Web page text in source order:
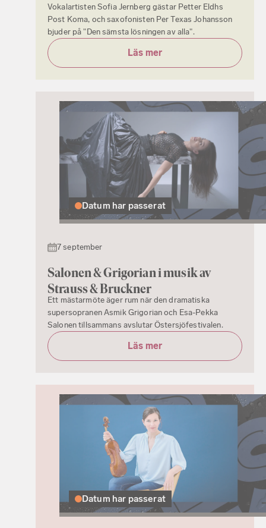
Vokalartisten Sofia Jernberg gästar Petter Eldhs
Post Koma, och saxofonisten Per Texas Johansson
bjuder på "Den sämsta lösningen av alla".
Läs mer
Datum har passerat
7 september
Salonen & Grigorian i musik av
Strauss & Bruckner
Ett mästarmöte äger rum när den dramatiska
supersopranen Asmik Grigorian och Esa-Pekka
Salonen tillsammans avslutar Östersjöfestivalen.
Läs mer
Datum har passerat